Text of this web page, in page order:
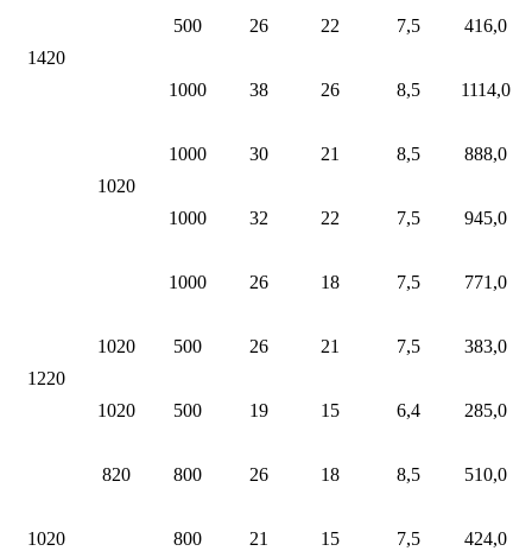
1420
500 26 22 7,5 416,0
1020
1000 38 26 8,5 1114,0
1000 30 21 8,5 888,0
1000 32 22 7,5 945,0
1000 26 18 7,5 771,0
1220
1020 500 26 21 7,5 383,0
1020 500 19 15 6,4 285,0
1020
820 800 26 18 8,5 510,0
800 21 15 7,5 424,0